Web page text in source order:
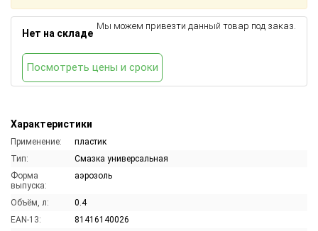
Характеристики
Применение:
пластик
Тип:
Смазка универсальная
Форма
выпуска:
аэрозоль
Объём, л:
0.4
EAN-13:
81416140026
Нет на складе
Мы можем привезти данный товар под заказ.
Посмотреть цены и сроки